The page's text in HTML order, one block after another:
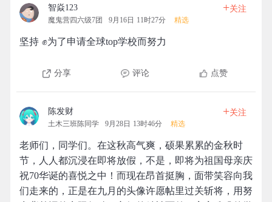
智焱123
魔鬼营四六级7团 9月16日 11时27分 精选
+关注
坚持 ✊为了申请全球top学校而努力
分享 评论 点赞
陈发财
土木三班陈同学 9月28日 13时46分 精选
+关注
老师们，同学们。在这秋高气爽，硕果累累的金秋时
节，人人都沉浸在即将放假，不是，即将为祖国母亲庆
祝70华诞的喜悦之中！而现在昂首挺胸，面带笑容向我
们走来的，正是在九月的头像许愿帖里过关斩将，用努